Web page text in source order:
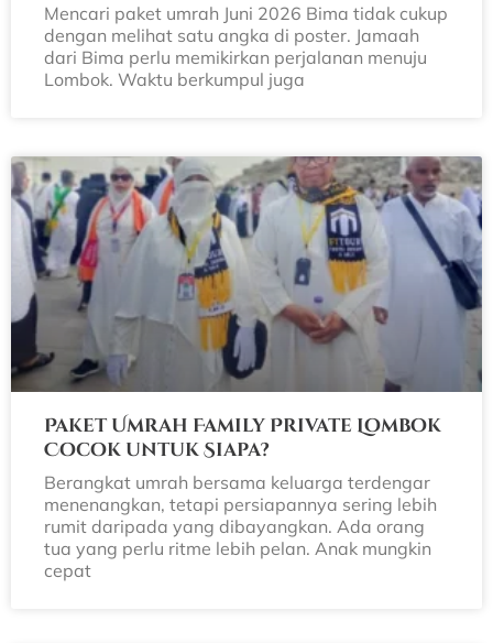
Mencari paket umrah Juni 2026 Bima tidak cukup
dengan melihat satu angka di poster. Jamaah
dari Bima perlu memikirkan perjalanan menuju
Lombok. Waktu berkumpul juga
Paket Umrah Family Private Lombok
Cocok untuk Siapa?
Berangkat umrah bersama keluarga terdengar
menenangkan, tetapi persiapannya sering lebih
rumit daripada yang dibayangkan. Ada orang
tua yang perlu ritme lebih pelan. Anak mungkin
cepat